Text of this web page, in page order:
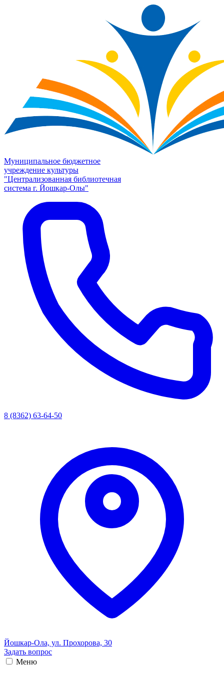
Муниципальное бюджетное
учреждение культуры
"Централизованная библиотечная
система г. Йошкар-Олы"
8 (8362) 63-64-50
Йошкар-Ола, ул. Прохорова, 30
Задать вопрос
Меню